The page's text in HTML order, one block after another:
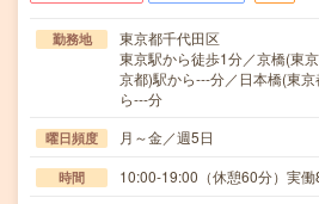
勤務地
東京都千代田区
東京駅から徒歩1分／京橋(東
京都)駅から---分／日本橋(東
ら---分
曜日頻度 月～金／週5日
時間 10:00-19:00（休憩60分）実働